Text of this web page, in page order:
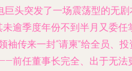
头突发了一场震荡型的无剧
逾季度年份不到半月又委任
袖传来一封“请柬”给全员、投
前任董事长完全、出于无法